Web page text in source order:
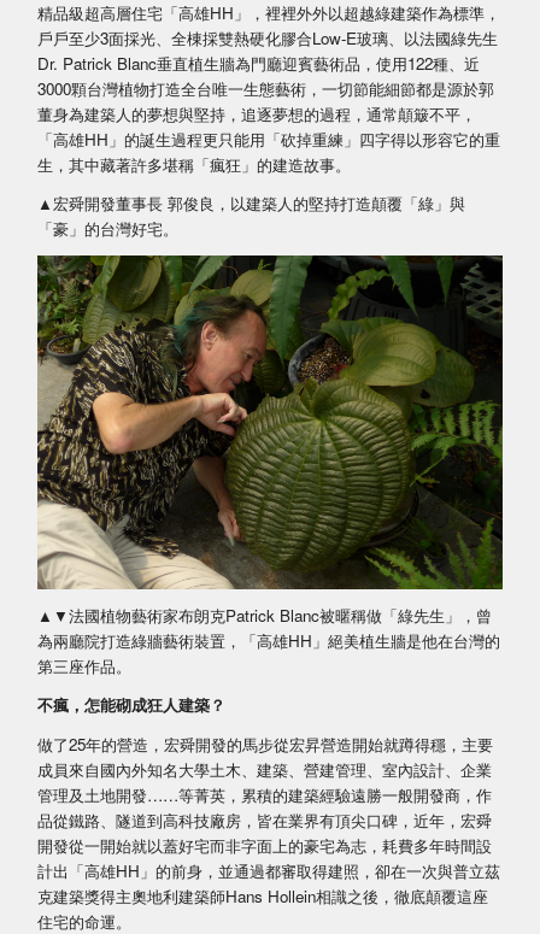
精品級超高層住宅「高雄HH」，裡裡外外以超越綠建築作為標準，
戶戶至少3面採光、全棟採雙熱硬化膠合Low-E玻璃、以法國綠先生
Dr. Patrick Blanc垂直植生牆為門廳迎賓藝術品，使用122種、近
3000顆台灣植物打造全台唯一生態藝術，一切節能細節都是源於郭
董身為建築人的夢想與堅持，追逐夢想的過程，通常顛簸不平，
「高雄HH」的誕生過程更只能用「砍掉重練」四字得以形容它的重
生，其中藏著許多堪稱「瘋狂」的建造故事。
▲宏舜開發董事長 郭俊良，以建築人的堅持打造顛覆「綠」與
「豪」的台灣好宅。
▲▼法國植物藝術家布朗克Patrick Blanc被暱稱做「綠先生」，曾
為兩廳院打造綠牆藝術裝置，「高雄HH」絕美植生牆是他在台灣的
第三座作品。
不瘋，怎能砌成狂人建築？
做了25年的營造，宏舜開發的馬步從宏昇營造開始就蹲得穩，主要
成員來自國內外知名大學土木、建築、營建管理、室內設計、企業
管理及土地開發……等菁英，累積的建築經驗遠勝一般開發商，作
品從鐵路、隧道到高科技廠房，皆在業界有頂尖口碑，近年，宏舜
開發從一開始就以蓋好宅而非字面上的豪宅為志，耗費多年時間設
計出「高雄HH」的前身，並通過都審取得建照，卻在一次與普立茲
克建築獎得主奧地利建築師Hans Hollein相識之後，徹底顛覆這座
住宅的命運。